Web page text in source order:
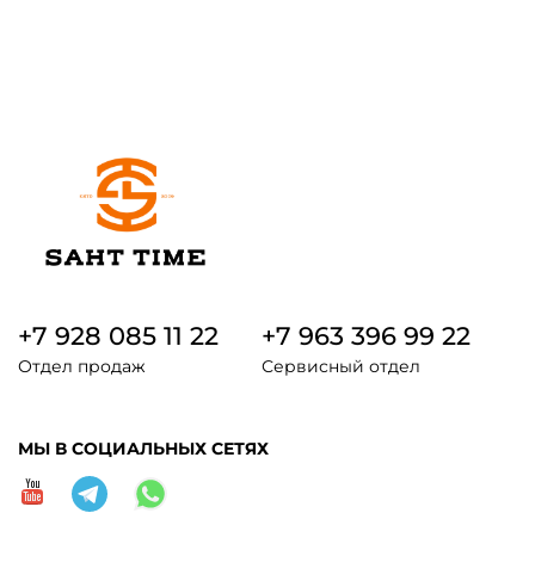
+7 928 085 11 22
Отдел продаж
+7 963 396 99 22
Сервисный отдел
МЫ В СОЦИАЛЬНЫХ СЕТЯХ